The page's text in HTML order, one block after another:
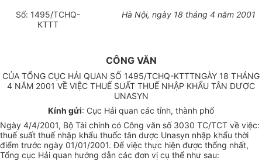
Số: 1495/TCHQ-
KTTT
Hà Nội, ngày 18 tháng 4 năm 2001
CÔNG VĂN
CỦA TỔNG CỤC HẢI QUAN SỐ 1495/TCHQ-KTTTNGÀY 18 THÁNG
4 NĂM 2001 VỀ VIỆC THUẾ SUẤT THUẾ NHẬP KHẨU TÂN DƯỢC
UNASYN
Kính gửi: Cục Hải quan các tỉnh, thành phố
Ngày 4/4/2001, Bộ Tài chính có Công văn số 3030 TC/TCT về việc:
thuế suất thuế nhập khẩu thuốc tân dược Unasyn nhập khẩu thời
điểm trước ngày 01/01/2001. Để việc thực hiện được thống nhất,
Tổng cục Hải quan hướng dẫn các đơn vị cụ thể như sau: